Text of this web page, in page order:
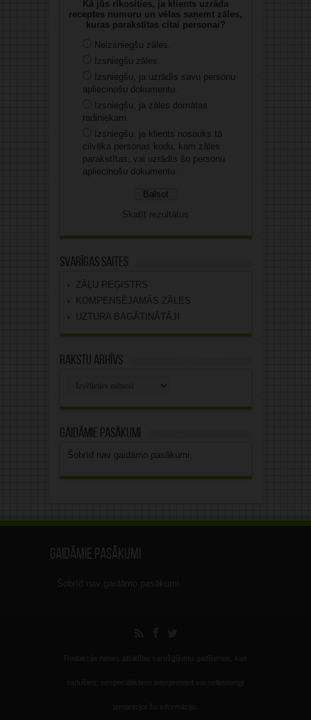
Kā jūs rīkosities, ja klients uzrāda
receptes numuru un vēlas saņemt zāles,
kuras parakstītas citai personai?
Neizsniegšu zāles.
Izsniegšu zāles.
Izsniegšu, ja uzrādīs savu personu
apliecinošu dokumentu.
Izsniegšu, ja zāles domātas
radiniekam.
Izsniegšu, ja klients nosauks tā
cilvēka personas kodu, kam zāles
parakstītas, vai uzrādīs šo personu
apliecinošu dokumentu.
Skatīt rezultātus
Svarīgas saites
ZĀĻU REĢISTRS
KOMPENSĒJAMĀS ZĀLES
UZTURA BAGĀTINĀTĀJI
Rakstu arhīvs
Gaidāmie pasākumi
Šobrīd nav gaidāmo pasākumi.
Gaidāmie pasākumi
Šobrīd nav gaidāmo pasākumi.
Redakcija nenes atbildību sarežģījumu gadījumos, kas